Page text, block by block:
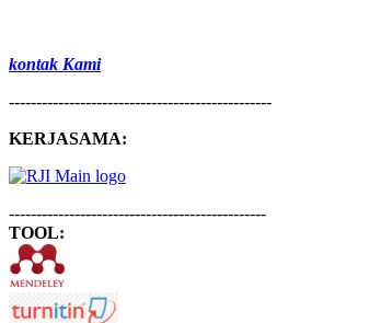
kontak Kami
------------------------------------------------
KERJASAMA:
-----------------------------------------------
TOOL: